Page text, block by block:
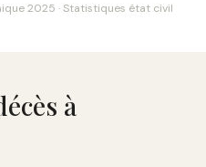
2025 · Statistiques état civil
à